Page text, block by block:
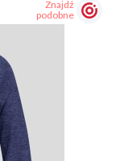
Znajdź
podobne